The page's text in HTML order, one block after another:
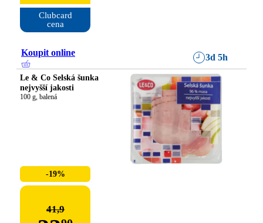
Clubcard
cena
Koupit online 3d 5h
Le & Co Selská šunka
nejvyšší jakosti
100 g, balená
-19%
41,9